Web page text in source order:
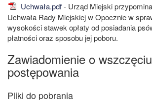
Uchwała.pdf- Urząd Miejski
Uchwała Rady Miejskiej w Opocznie w
wysokości stawek opłaty od posiadania
płatności oraz sposobu jej poboru.
Zawiadomienie o wszczęciu
postępowania